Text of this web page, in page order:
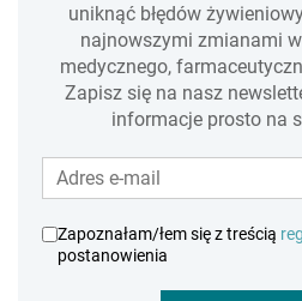
uniknąć błędów
najnowszymi zmianami
medycznego,
Zapisz się na nasz
informacje prosto na
Zapoznałam/łem się z treścią
postanowienia